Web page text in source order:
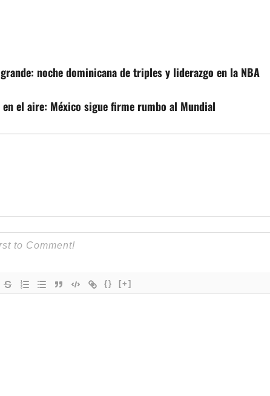
noche dominicana de triples y liderazgo en la NBA
el aire: México sigue firme rumbo al Mundial
{} [+]